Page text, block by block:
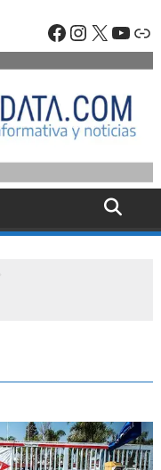
Facebook
X